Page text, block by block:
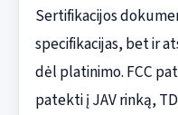
Sertifikacijos
specifikacijas, bet ir
dėl platinimo. FCC
patekti į JAV rinką,